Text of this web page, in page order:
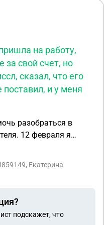
на работу,
за свой счет, но
сказал, что его
поставил, и у меня
разобраться в
12 февраля я
Также приболел
дать мне
и я с
пойти на прием не
Екатерина
подскажет, что